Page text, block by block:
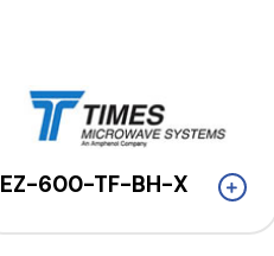
EZ-600-TF-BH-X